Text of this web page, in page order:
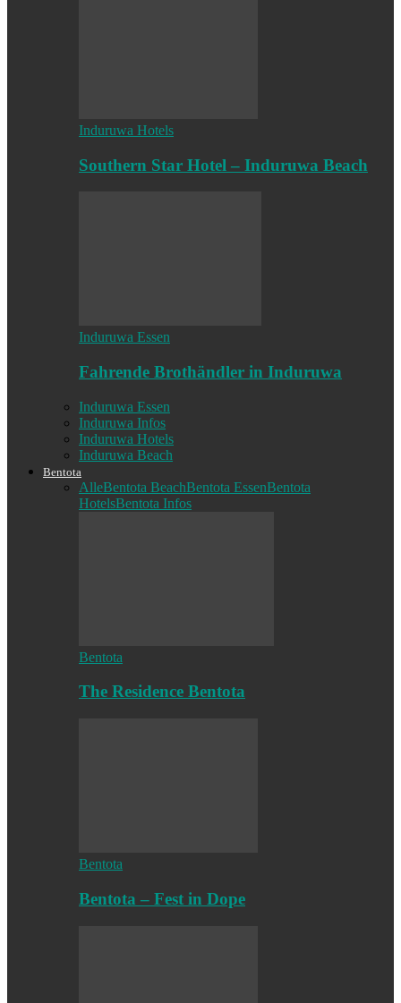
Induruwa Hotels
Southern Star Hotel – Induruwa Beach
Induruwa Essen
Fahrende Brothändler in Induruwa
Induruwa Essen
Induruwa Infos
Induruwa Hotels
Induruwa Beach
Bentota
AlleBentota BeachBentota EssenBentota
HotelsBentota Infos
Bentota
The Residence Bentota
Bentota
Bentota – Fest in Dope